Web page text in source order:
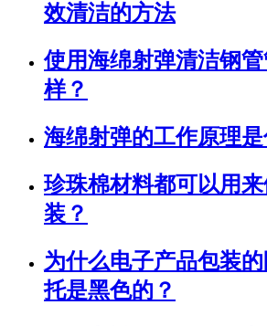
效清洁的方法
使用海绵射弹清洁钢
样？
海绵射弹的工作原理是
珍珠棉材料都可以用
装？
为什么电子产品包装
托是黑色的？